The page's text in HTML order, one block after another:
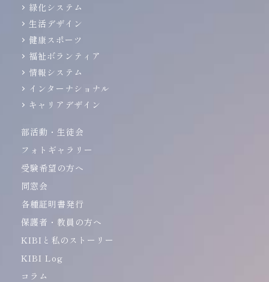
緑化システム
生活デザイン
健康スポーツ
福祉ボランティア
情報システム
インターナショナル
キャリアデザイン
部活動・生徒会
フォトギャラリー
受験希望の方へ
同窓会
各種証明書発行
保護者・教員の方へ
KIBIと私のストーリー
KIBI Log
コラム